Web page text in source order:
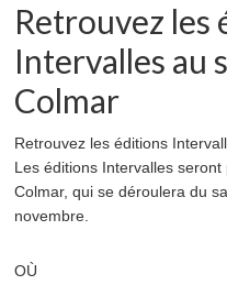
Retrouvez les
Intervalles au
Colmar
Retrouvez les éditions
Les éditions Intervalles
Colmar, qui se déroulera du
novembre.
OÙ